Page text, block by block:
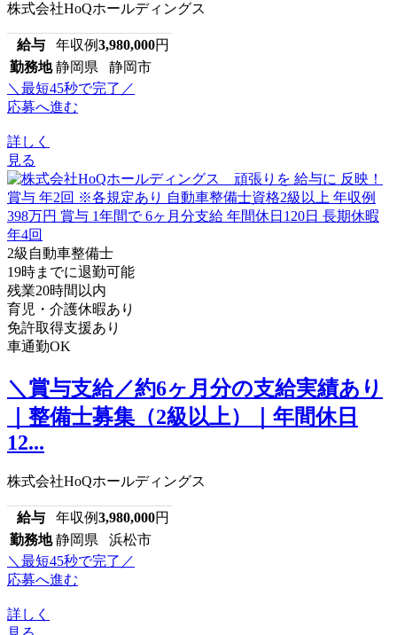
株式会社HoQホールディングス
給与 年収例3,980,000円
勤務地 静岡県 静岡市
＼最短45秒で完了／
応募へ進む
詳しく
見る
2級自動車整備士
19時までに退勤可能
残業20時間以内
育児・介護休暇あり
免許取得支援あり
車通勤OK
＼賞与支給／約6ヶ月分の支給実績あり
｜整備士募集（2級以上）｜年間休日
12...
株式会社HoQホールディングス
給与 年収例3,980,000円
勤務地 静岡県 浜松市
＼最短45秒で完了／
応募へ進む
詳しく